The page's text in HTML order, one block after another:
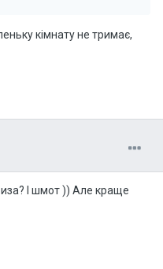
кімнату не тримає,
І шмот )) Але краще